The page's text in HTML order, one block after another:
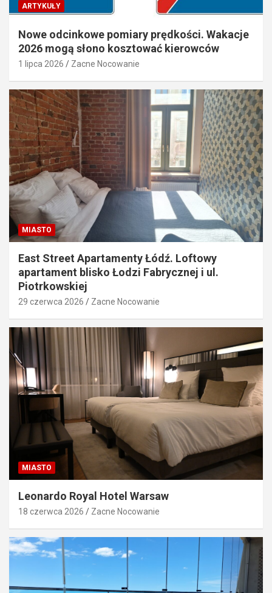
ARTYKUŁY
Nowe odcinkowe pomiary prędkości. Wakacje
2026 mogą słono kosztować kierowców
1 lipca 2026 Zacne Nocowanie
MIASTO
East Street Apartamenty Łódź. Loftowy
apartament blisko Łodzi Fabrycznej i ul.
Piotrkowskiej
29 czerwca 2026 Zacne Nocowanie
MIASTO
Leonardo Royal Hotel Warsaw
18 czerwca 2026 Zacne Nocowanie